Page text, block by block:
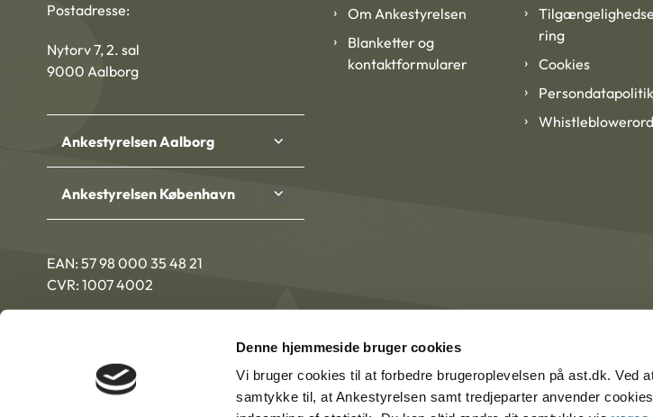
Denne hjemmeside bruger cookies
Vi bruger cookies til at forbedre brugeroplevelsen på ast.dk. Ved
samtykke til, at Ankestyrelsen samt tredjeparter anvender
Postadresse:
Nytorv 7, 2. sal
9000 Aalborg
Ankestyrelsen Aalborg
Ankestyrelsen København
EAN: 57 98 000 35 48 21
CVR: 1007 4002
Om Ankestyrelsen
Blanketter og
kontaktformularer
ring
Cookies
Persondatapolitik